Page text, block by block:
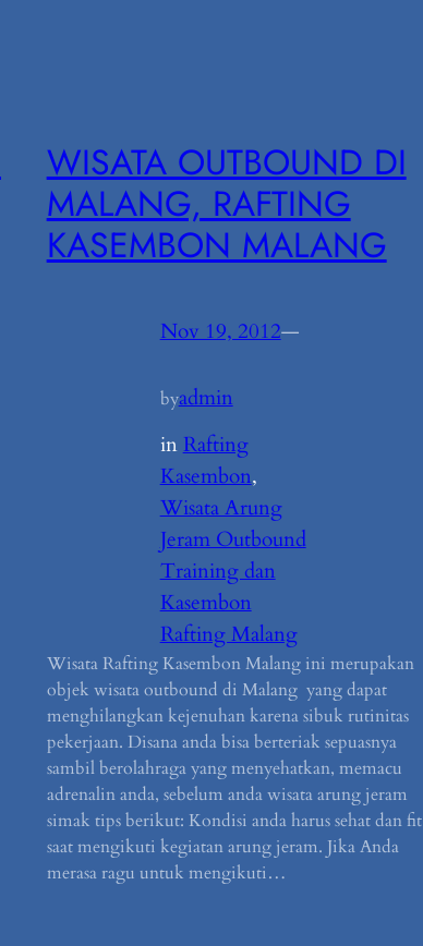
WISATA OUTBOUND DI
MALANG, RAFTING
KASEMBON MALANG
Nov 19, 2012—
byadmin
in Rafting
Kasembon
Wisata Arung
Jeram Outbound
Training dan
Kasembon
Rafting Malang
Wisata Rafting Kasembon Malang ini merupakan
objek wisata outbound di Malang yang dapat
menghilangkan kejenuhan karena sibuk rutinitas
pekerjaan. Disana anda bisa berteriak sepuasnya
sambil berolahraga yang menyehatkan, memacu
adrenalin anda, sebelum anda wisata arung jeram
simak tips berikut: Kondisi anda harus sehat dan fit
saat mengikuti kegiatan arung jeram. Jika Anda
merasa ragu untuk mengikuti…